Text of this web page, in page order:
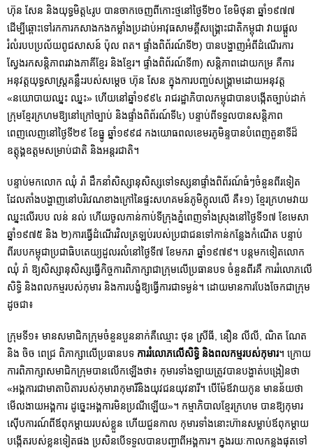
ហ៊ុន សែន និងយុទ្ធមិត្ត៤រូប បានចាកចេញពីកោះថ្មនៅថ្ងៃទី២០ ខែមិថុនា ឆ្នាំ១៩៧៧
ដើម្បីឆ្ពោះទៅរកការកសាងកងកម្លាំងប្រដាប់អាវុធសាមគ្គីសង្រ្គោះជាតិកម្ពុជា វាយផ្ដួល
រំលំរបបប្រល័យពូជសាសន៍ ប៉ុល ពត។ ផ្ទាំងពិព័រណ៍ទី២) បានបង្ហាញអំពីដំណើរការ
ស្វែងរកសន្តិភាពរវាងភាគីខ្មែរ និងខ្មែរ។ ផ្ទាំងពិព័រណ៍ទី៣) សន្តិភាពដោយកម្រ គឺការ
អនុវត្តយុទ្ធសាស្ត្រគន្លឹះរបស់សម្តេច ហ៊ុន សែន ក្នុងការបញ្ចប់សង្រ្គាមដោយអនុវត្ត
«នយោបាយឈ្នះ ឈ្នះ» ហើយនៅឆ្នាំ១៩៩៤ រាជរដ្ឋាភិបាលកម្ពុជាបានបង្កើតច្បាប់ដាក់
ក្រុមខ្មែរក្រហមឱ្យនៅក្រៅច្បាប់ និងផ្ទាំងពិព័រណ៍ទី៤) បន្ទាប់ពីទទួលបានសន្តិភាព
ពេញលេញនៅថ្ងៃទី២៩ ខែធ្នូ ឆ្នាំ១៩៩៨ កងយោធពលខេមរភូមិន្ទបានបំពេញតួនាទីដ៏
ឧត្តុង្គឧត្តមសម្រាប់ជាតិ និងអន្តរជាតិ។
បន្ទាប់មកលោក ឈុំ រ៉ា ដឹកនាំសិស្សានុសិស្សទៅទស្សនាផ្ទាំងពិព័រណ៍ធំៗចំនួនពីរទៀត
ដែលតាំងបង្ហាញនៅបរិវេណខាងក្រៅនៃផ្ទះសហគមន៍ភូមិក្តុលលើ គឺ៖១) ខ្មែរក្រហមវាយ
ឈ្នះលើរបប លន់ នល់ ហើយចូលកាន់កាប់ទីក្រុងភ្នំពេញទាំងស្រុងនៅថ្ងៃទី១៧ ខែមេសា
ឆ្នាំ១៩៧៥ និង ២)ការធ្វើដំណើរវិលត្រឡប់របស់ប្រជាជនទៅកាន់កន្លែងកំណើត បន្ទាប់
ពីរបបកម្ពុជាប្រជាធិបតេយ្យដួលរលំនៅថ្ងៃទី៧ ខែមករា ឆ្នាំ១៩៧៩។ បន្តមកទៀតលោក
ឈុំ រ៉ា ឱ្យសិស្សានុសិស្សធ្វើកិច្ចការពិភាក្សាជាក្រុមលើប្រធានបទ ចំនួនពីរគឺ ការរំលោភលើ
សិទ្ធិ និងពលកម្មរបស់កុមារ និងការបង្ខំឱ្យធ្វើការជាទម្ងន់។ ដោយមានការបែងចែកជាក្រុម
ដូចជា៖
ក្រុមទី១៖ មានសមាជិកក្រុមចំនួនបួននាក់គឺឈ្មោះ ថុន ស្រីធី, នឿន លីលី, ណិត ណែត
និង ចិច ពេជ្រ ពិភាក្សាលើប្រធានបទ ការរំលោភលើសិទ្ធិ និងពលកម្មរបស់កុមារ។ ក្រោយ
ការពិភាក្សាសមាជិកក្រុមបានលើកឡើងថា៖ កុមារទាំងឡាយត្រូវបានបង្ហាត់បង្រៀនថា
«អង្គការជាមាតាបិតារបស់កុមារាកុមារីនិងយុវជនយុវនារី។ បើម៉ែឪវាយកូន មានន័យថា
មើលងាយអង្គការ ដូច្នេះអង្គការមិនប្រណីឡើយ»។ កម្មាភិបាលខ្មែរក្រហម បានឱ្យកុមារ
ស៊ើបការណ៍ពីឪពុកម្តាយរបស់ខ្លួន ហើយជួនកាល កុមារទាំងនោះហ៊ានសម្លាប់ឪពុកម្តាយ
បង្កើតរបស់ខ្លួនទៀតផង ប្រសិនបើទទួលបានបញ្ជាពីអង្គការ។ ក្នុងរយៈកាលកន្លងផុតទៅ